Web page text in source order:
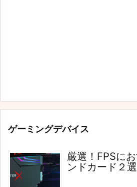
ゲーミングデバイス
厳選！FPSに
ンドカード２選